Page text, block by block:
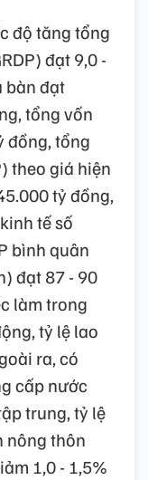
độ tăng tổng
đạt 9,0 -
bàn đạt
tổng vốn
đồng, tổng
theo giá hiện
tỷ đồng,
tế số
bình quân
đạt 87 - 90
làm trong
tỷ lệ lao
ra, có
cấp nước
trung, tỷ lệ
nông thôn
1,0 - 1,5%